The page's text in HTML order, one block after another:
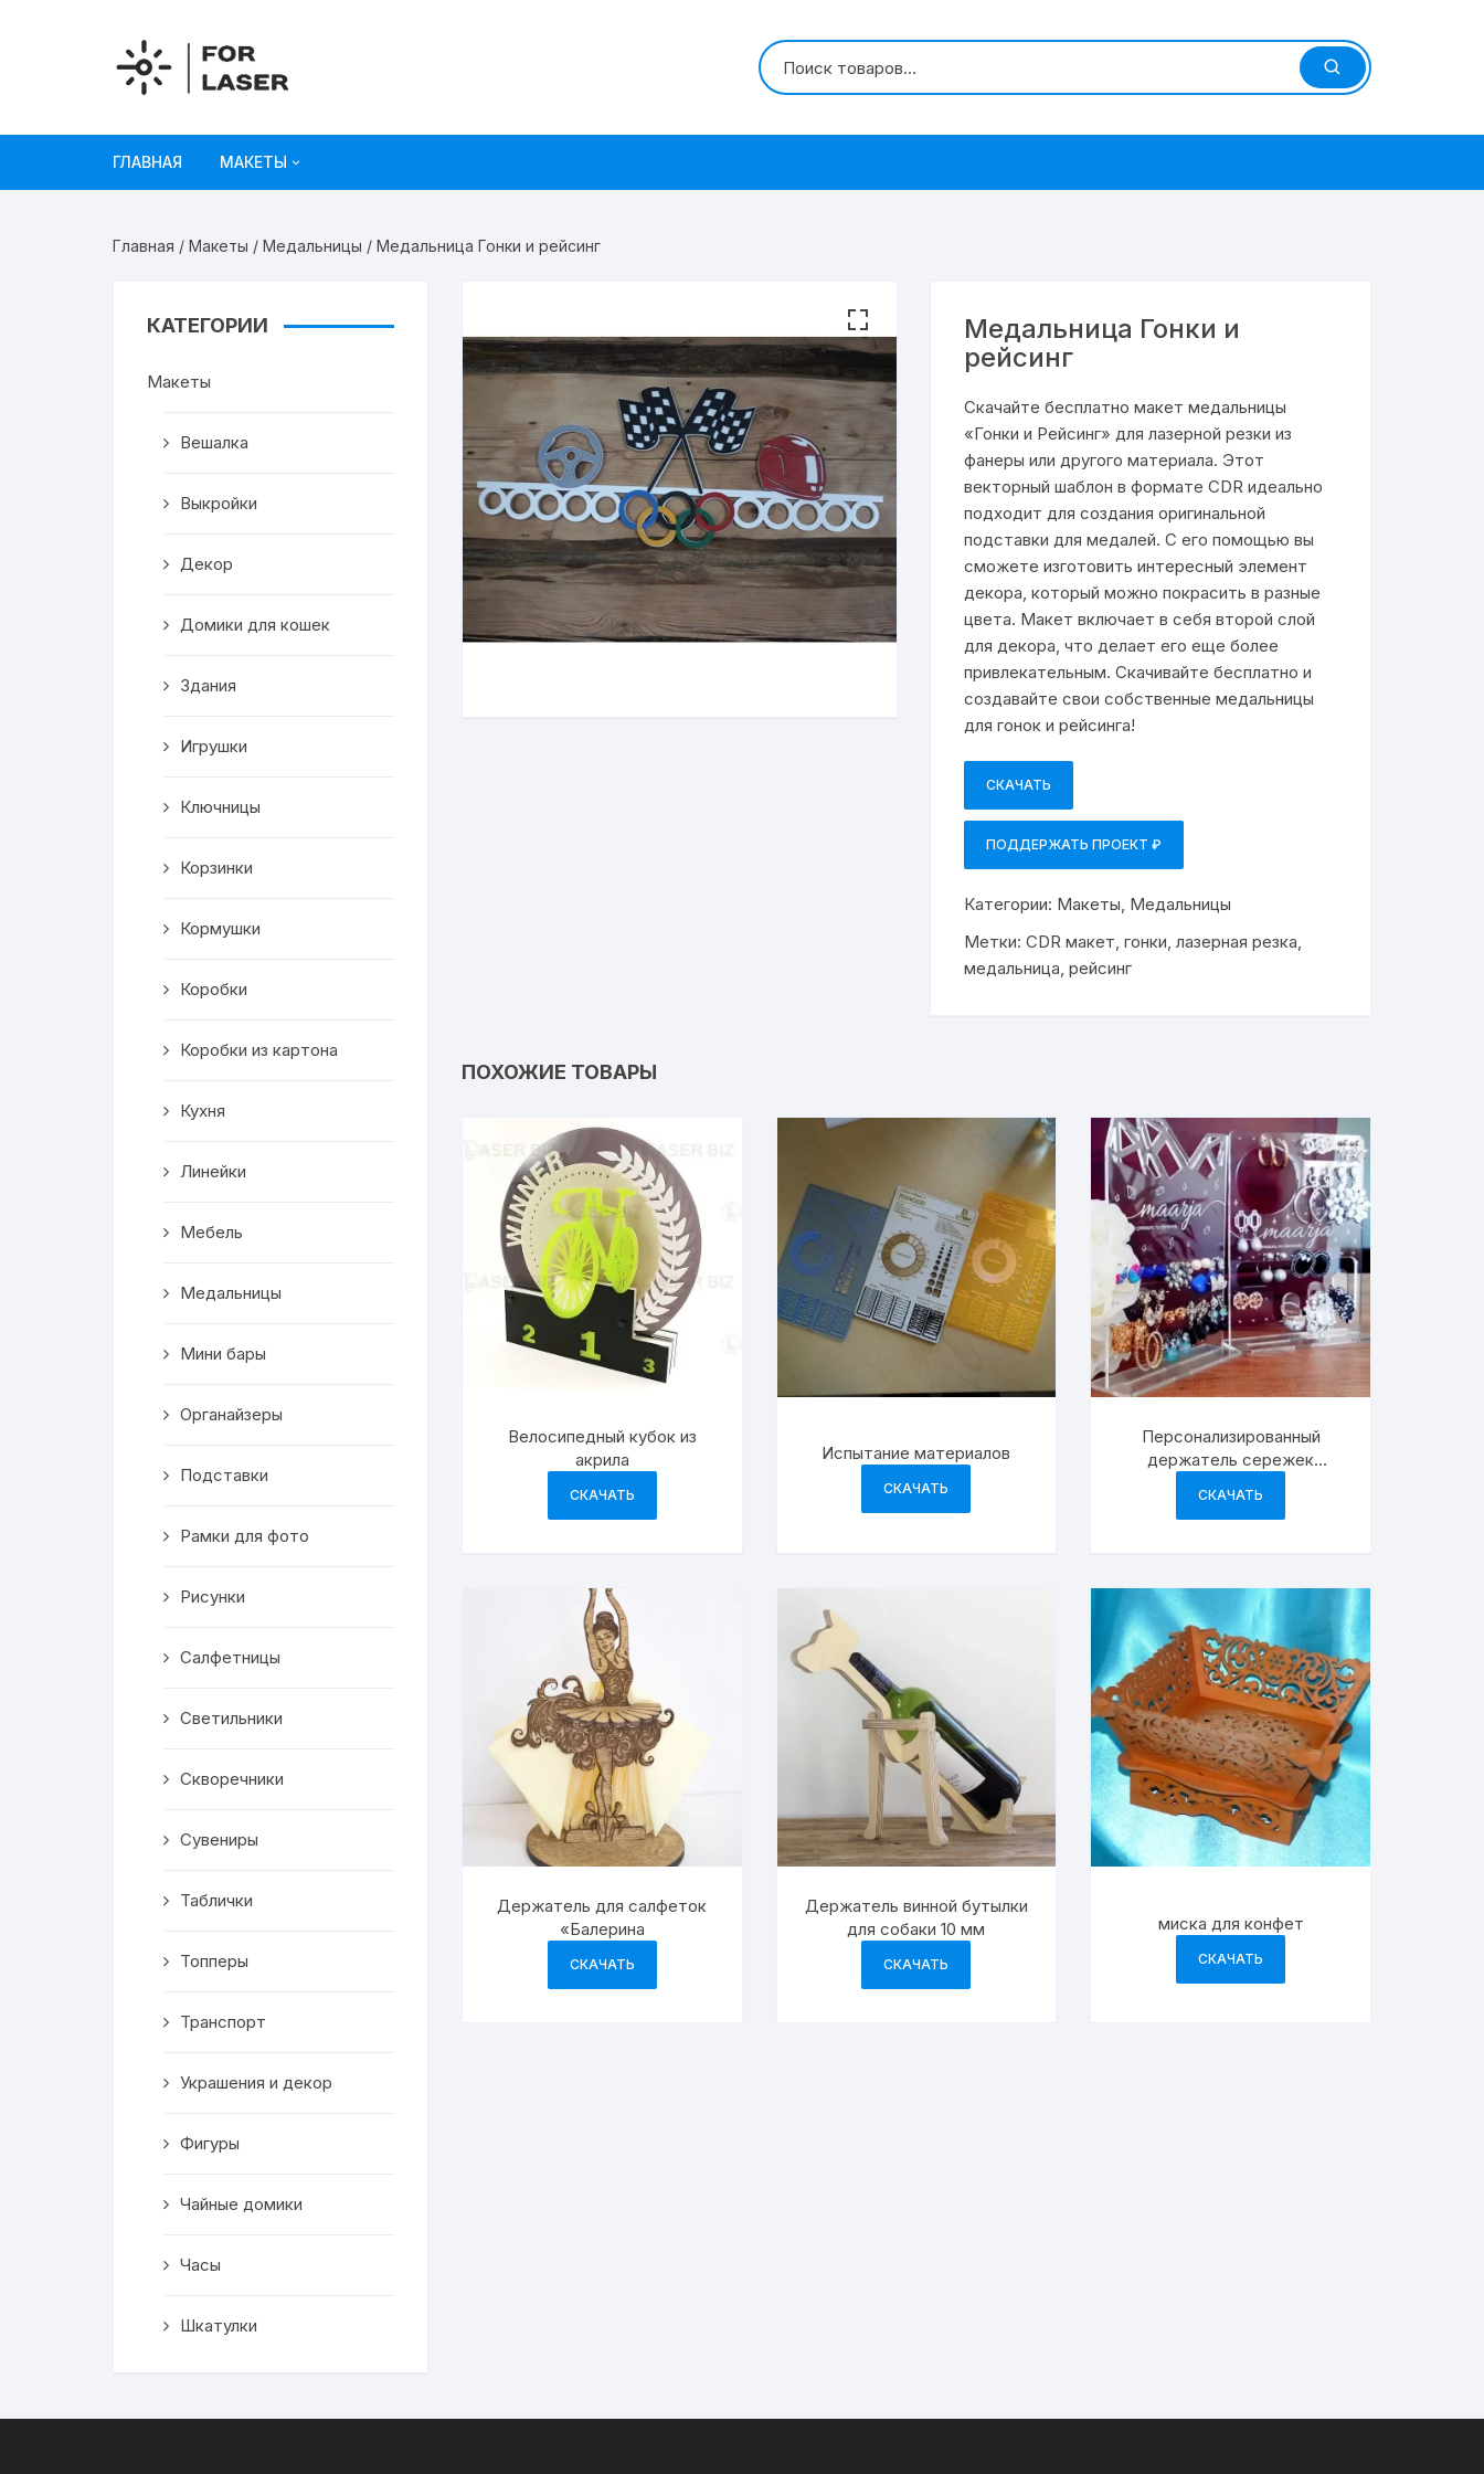
ГЛАВНАЯ МАКЕТЫ
Игрушки
Рамки для фото
Светильники
Подставки
Мини бары
Транспорт
Скворечники
Кормушки
Линейки
Рисунки
Чай
Главная / Макеты / Медальницы / Медальница Гонки и рейсинг
Медальница Гонки и
рейсинг
Скачайте бесплатно макет медальницы
«Гонки и Рейсинг» для лазерной резки из
фанеры или другого материала. Этот
векторный шаблон в формате CDR идеально
подходит для создания оригинальной
подставки для медалей. С его помощью вы
сможете изготовить интересный элемент
декора, который можно покрасить в разные
цвета. Макет включает в себя второй слой
для декора, что делает его еще более
привлекательным. Скачивайте бесплатно и
создавайте свои собственные медальницы
для гонок и рейсинга!
СКАЧАТЬ
ПОДДЕРЖАТЬ ПРОЕКТ ₽
Категории: Макеты, Медальницы
Метки:CDR макет,гонки,лазерная резка,
медальница,рейсинг
ПОХОЖИЕ ТОВАРЫ
Велосипедный кубок из
акрила
СКАЧАТЬ
Испытание материалов
СКАЧАТЬ
Персонализированный
держатель сережек
демонстрации ювелирных
СКАЧАТЬ
Держатель для салфеток
«Балерина
СКАЧАТЬ
Держатель винной бутылки
для собаки 10 мм
СКАЧАТЬ
миска для конфет
СКАЧАТЬ
КАТЕГОРИИ
Макеты
Вешалка
Выкройки
Декор
Домики для кошек
Здания
Игрушки
Ключницы
Корзинки
Кормушки
Коробки
Коробки из картона
Кухня
Линейки
Мебель
Медальницы
Мини бары
Органайзеры
Подставки
Рамки для фото
Рисунки
Салфетницы
Светильники
Скворечники
Сувениры
Таблички
Топперы
Транспорт
Украшения и декор
Фигуры
Чайные домики
Часы
Шкатулки